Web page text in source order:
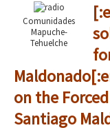
Comunidades
Mapuche-
Tehuelche
on the
Santiago